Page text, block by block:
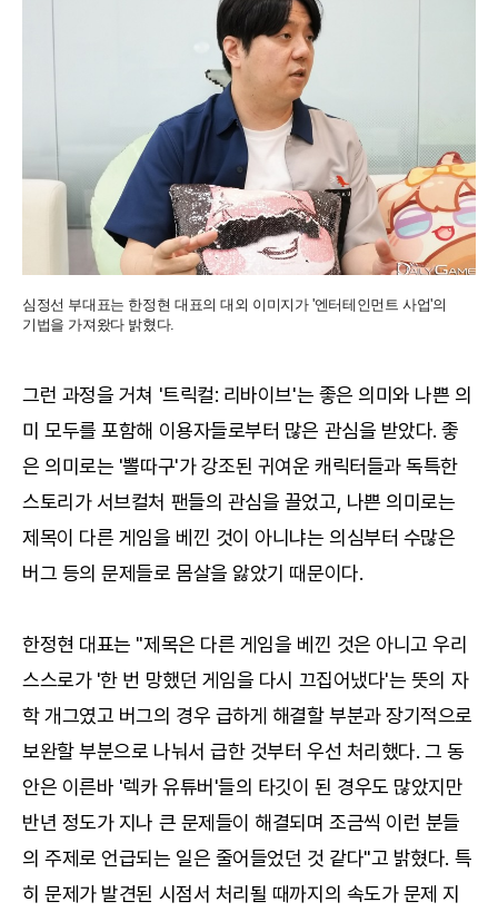
심정선 부대표는 한정현 대표의 대외 이미지가 '엔터테인먼트 사업'의
기법을 가져왔다 밝혔다.
그런 과정을 거쳐 '트릭컬: 리바이브'는 좋은 의미와 나쁜 의
미 모두를 포함해 이용자들로부터 많은 관심을 받았다. 좋
은 의미로는 '뽈따구'가 강조된 귀여운 캐릭터들과 독특한
스토리가 서브컬처 팬들의 관심을 끌었고, 나쁜 의미로는
제목이 다른 게임을 베낀 것이 아니냐는 의심부터 수많은
버그 등의 문제들로 몸살을 앓았기 때문이다.
한정현 대표는 "제목은 다른 게임을 베낀 것은 아니고 우리
스스로가 '한 번 망했던 게임을 다시 끄집어냈다'는 뜻의 자
학 개그였고 버그의 경우 급하게 해결할 부분과 장기적으로
보완할 부분으로 나눠서 급한 것부터 우선 처리했다. 그 동
안은 이른바 '렉카 유튜버'들의 타깃이 된 경우도 많았지만
반년 정도가 지나 큰 문제들이 해결되며 조금씩 이런 분들
의 주제로 언급되는 일은 줄어들었던 것 같다"고 밝혔다. 특
히 문제가 발견된 시점서 처리될 때까지의 속도가 문제 지